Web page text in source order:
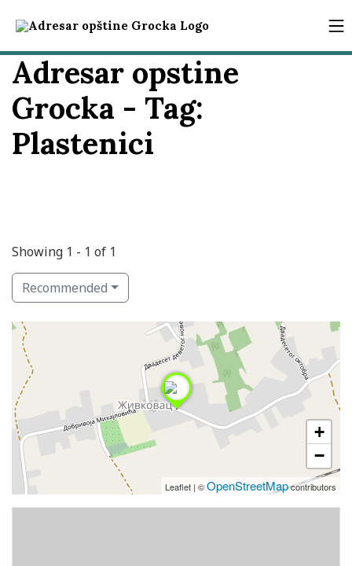
Adresar opstine
Grocka - Tag:
Plastenici
Showing 1 - 1 of 1
Recommended
+
−
Leaflet | ©OpenStreetMapcontributors